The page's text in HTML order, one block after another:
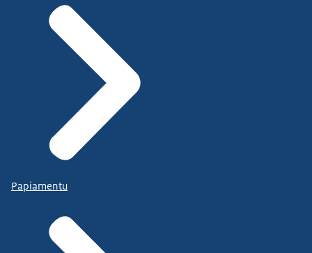
Papiamentu